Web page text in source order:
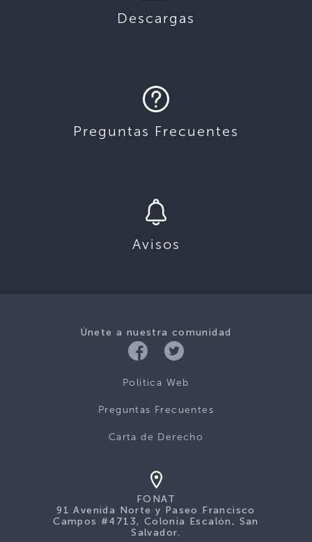
Descargas
Preguntas Frecuentes
Avisos
Únete a nuestra comunidad
Politica Web
Preguntas Frecuentes
Carta de Derecho
FONAT
91 Avenida Norte y Paseo Francisco
Campos #4713, Colonia Escalón, San
Salvador.